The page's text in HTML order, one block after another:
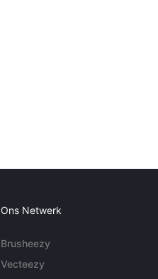
Ons Netwerk
Brusheezy
Vecteezy